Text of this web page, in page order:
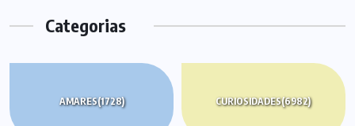
Categorias
AMARES(1728) CURIOSIDADES(6982)